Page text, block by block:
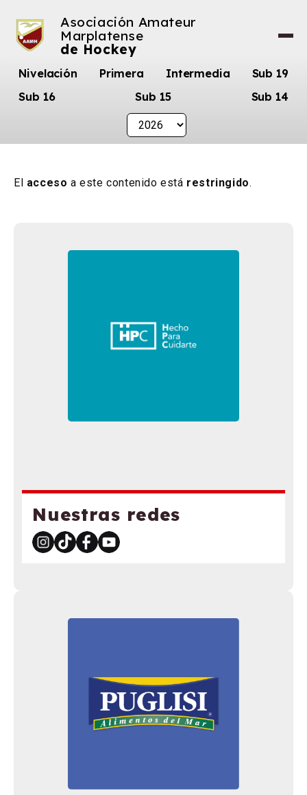
Asociación Amateur
Marplatense
de Hockey
Nivelación Primera Intermedia
Sub 19
Sub 16
Sub 15 Sub 14
Nuestras redes
El acceso a este contenido está restringido.